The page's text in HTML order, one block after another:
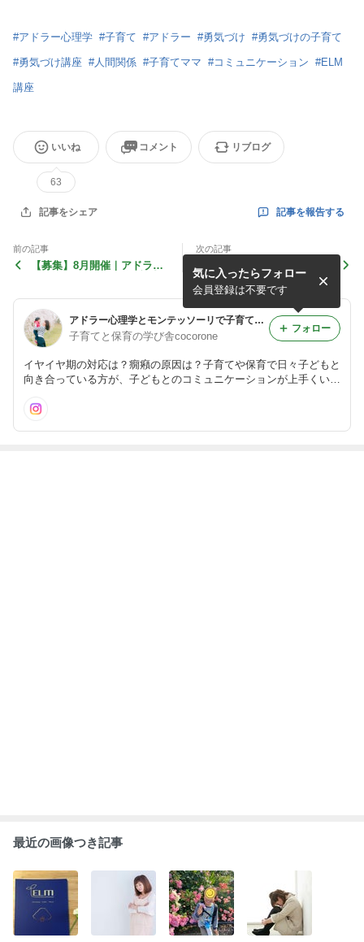
#アドラー心理学 #子育て #アドラー #勇気づけ #勇気づけの子育て
#勇気づけ講座 #人間関係 #子育てママ #コミュニケーション #ELM
講座
いいね
63
コメント リブログ
記事をシェア 記事を報告する
前の記事
【募集】8月開催｜アドラー
次の記事
乳児クラスの遊びがマンネリ
してお悩みの方へ
アドラー心理学とモンテッソーリで子育てと保育をサポート
子育てと保育の学び舎cocorone
イヤイヤ期の対応は？癇癪の原因は？子育てや保育で日々子どもと
向き合っている方が、子どもとのコミュニケーションが上手くい
けの子育て講座や保育士研修をオンライン(ZOOM)で開催していま
気に入ったらフォロー
会員登録は不要です
フォロー
最近の画像つき記事